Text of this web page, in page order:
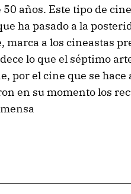
años. Este tipo de
ha pasado a la
a los cineastas
lo que el séptimo
por el cine que se hace
en su momento los